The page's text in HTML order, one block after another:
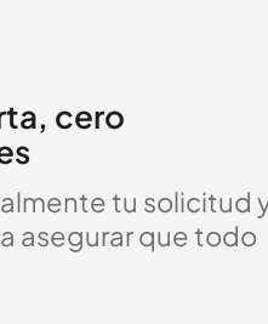
cero
tu solicitud
asegurar que todo